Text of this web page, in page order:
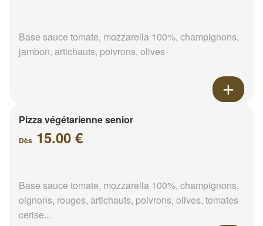
Base sauce tomate, mozzarella 100%, champignons,
jambon, artichauts, poivrons, olives
Pizza végétarienne senior
Dès 15.00 €
Base sauce tomate, mozzarella 100%, champignons,
oignons, rouges, artichauts, poivrons, olives, tomates
cerise...